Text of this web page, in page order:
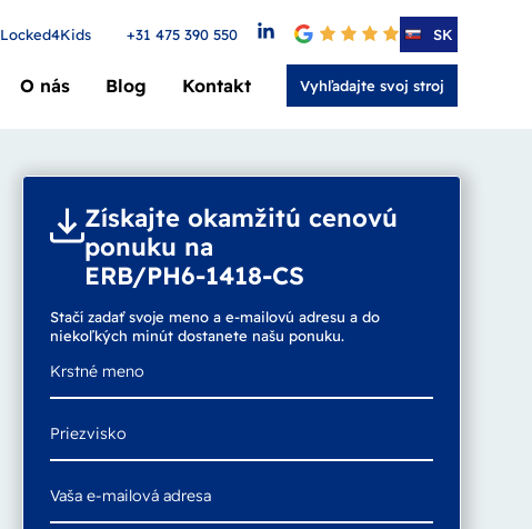
O nás Blog Kontakt Vyhľadajte svoj stroj
Locked4Kids +31 475 390 550 4.6SK
Získajte okamžitú cenovú
ponuku na
ERB/PH6-1418-CS
Stačí zadať svoje meno a e-mailovú adresu a do
niekoľkých minút dostanete našu ponuku.